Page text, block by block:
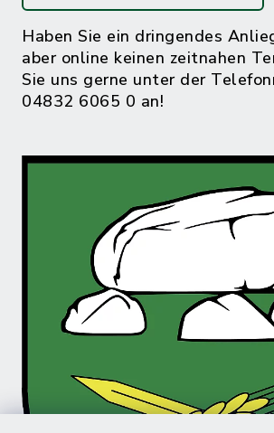
Haben Sie ein dringendes
aber online keinen zeitnahen
Sie uns gerne unter der
04832 6065 0 an!